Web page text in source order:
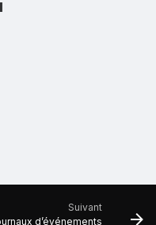
Suivant
d’événements